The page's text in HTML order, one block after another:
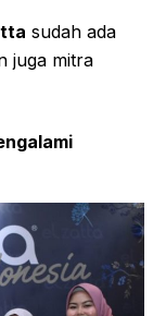
sudah ada
juga mitra